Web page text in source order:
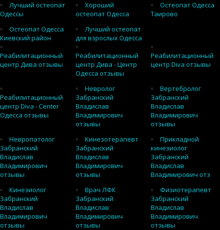
Лучший остеопат
Одессы
Хороший
остеопат Одесса
Остеопат Одесса
Таирово
Остеопат Одесса
Киевский район
Лучший остеопат
для взрослых Одесса
Реабилитационный
центр Дива отзывы
Реабилитационный
центр Дива - Центр
Одесса отзывы
Реабилитационный
центр Diva отзывы
Реабилитационный
центр Diva - Center
Одесса отзывы
Невролог
Забранский
Владислав
Владимирович
отзывы
Вертебролог
Забранский
Владислав
Владимирович
отзывы
Невропатолог
Забранский
Владислав
Владимирович
отзывы
Кинезотерапевт
Забранский
Владислав
Владимирович
отзывы
Прикладной
кинезиолог
Забранский
Владислав
Владимирович отз
Кинезиолог
Забранский
Владислав
Владимирович
отзывы
Врач ЛФК
Забранский
Владислав
Владимирович
отзывы
Физиотерапевт
Забранский
Владислав
Владимирович
отзывы